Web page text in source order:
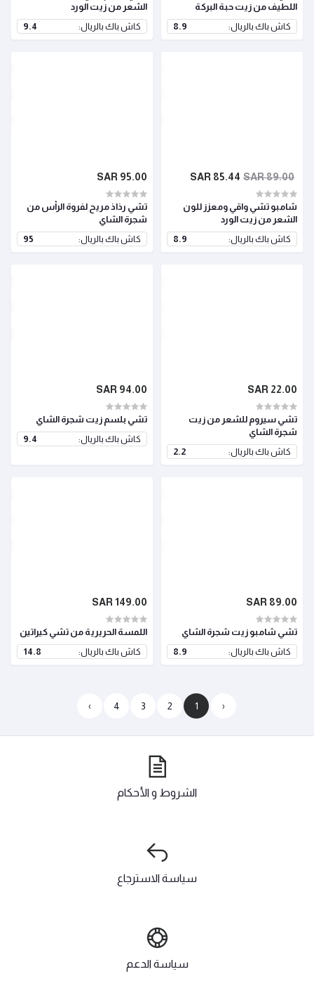
اللطيف من زيت حبة البركة
كاش باك بالريال:
8.9
الشعر من زيت الورد
كاش باك بالريال:
9.4
89.00 SAR
85.44 SAR
شامبو تشي واقي ومعزز للون
الشعر من زيت الورد
كاش باك بالريال:
8.9
95.00 SAR
تشي رذاذ مريح لفروة الرأس من
شجرة الشاي
كاش باك بالريال:
95
22.00 SAR
تشي سيروم للشعر من زيت
شجرة الشاي
كاش باك بالريال:
2.2
94.00 SAR
تشي بلسم زيت شجرة الشاي
كاش باك بالريال:
9.4
89.00 SAR
تشي شامبو زيت شجرة الشاي
كاش باك بالريال:
8.9
149.00 SAR
اللمسة الحريرية من تشي كيراتين
كاش باك بالريال:
14.8
‹
1
2
3
4
›
الشروط و الأحكام
سياسة الاسترجاع
سياسة الدعم